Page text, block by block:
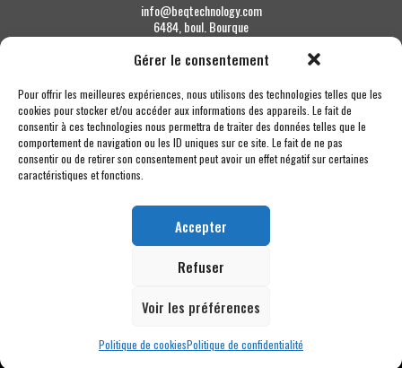
Gérer le consentement
Pour offrir les meilleures expériences, nous utilisons des technologies telles que les
cookies pour stocker et/ou accéder aux informations des appareils. Le fait de
consentir à ces technologies nous permettra de traiter des données telles que le
comportement de navigation ou les ID uniques sur ce site. Le fait de ne pas
consentir ou de retirer son consentement peut avoir un effet négatif sur certaines
caractéristiques et fonctions.
Accepter
Refuser
Voir les préférences
Politique de cookiesPolitique de confidentialité
info@beqtechnology.com
6484, boul. Bourque
Sherbrooke QC J1N 1H3
1 844 427-7800
Copyright © 2026 BEQ Technology MC - Tous droits réservés